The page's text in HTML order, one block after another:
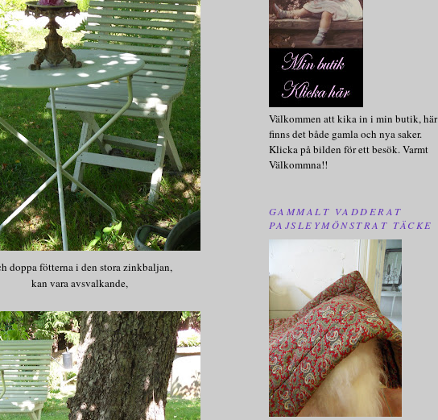
doppa fötterna i den stora zinkbaljan,
kan vara avsvalkande,
Välkommen att kika in i min butik, här
finns det både gamla och nya saker.
Klicka på bilden för ett besök. Varmt
Välkommna!!
GAMMALT VADDERAT
PAJSLEYMÖNSTRAT TÄCKE